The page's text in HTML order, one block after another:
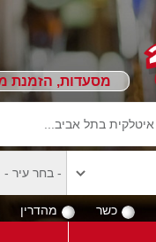
מסעדות, הזמנת
כשר מהדרין